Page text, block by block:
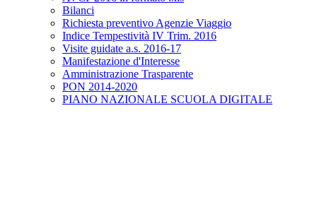
Bilanci
Richiesta preventivo Agenzie Viaggio
Indice Tempestività IV Trim. 2016
Visite guidate a.s. 2016-17
Manifestazione d'Interesse
Amministrazione Trasparente
PON 2014-2020
PIANO NAZIONALE SCUOLA DIGITALE